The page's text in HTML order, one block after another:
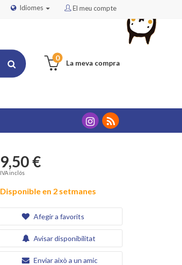
El meu compte
Idiomes
La meva compra
0
9,50 €
IVA inclós
Disponible en 2 setmanes
Afegir a favorits
Avisar disponibilitat
Enviar això a un amic